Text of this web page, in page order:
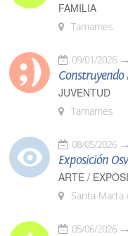
FAMILIA
Tamames
09/01/2026
JUVENTUD
Tamames
08/05/2026
Exposición
ARTE /
Santa Marta
05/06/2026